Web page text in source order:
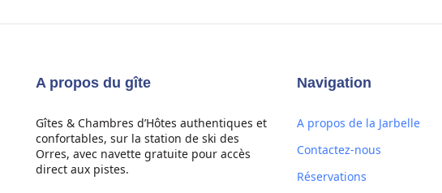
A propos du gîte
Gîtes & Chambres d’Hôtes authentiques et
confortables, sur la station de ski des
Orres, avec navette gratuite pour accès
direct aux pistes.
Navigation
A propos de la Jarbelle
Contactez-nous
Réservations